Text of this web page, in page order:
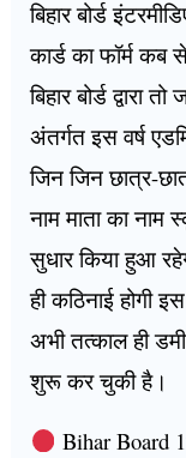
बिहार बोर्ड
कार्ड का फॉर्म
बिहार बोर्ड द्वारा
अंतर्गत इस वर्ष
जिन जिन छात्र-
नाम माता का
सुधार किया हुआ
ही कठिनाई होगी
अभी तत्काल ही
शुरू कर चुकी है।
Bihar Board